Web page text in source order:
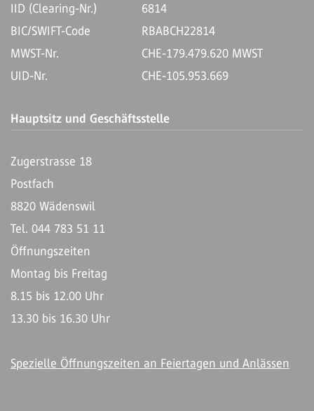
IID (Clearing-Nr.)
6814
BIC/SWIFT-Code
RBABCH22814
MWST-Nr.
CHE-179.479.620 MWST
UID-Nr.
CHE-105.953.669
Hauptsitz und Geschäftsstelle
Zugerstrasse 18
Postfach
8820 Wädenswil
Tel. 044 783 51 11
Öffnungszeiten
Montag bis Freitag
8.15 bis 12.00 Uhr
13.30 bis 16.30 Uhr
Spezielle Öffnungszeiten an Feiertagen und Anlässen